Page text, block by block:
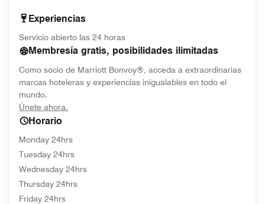
Experiencias
Servicio abierto las 24 horas
Membresía gratis, posibilidades ilimitadas
Como socio de Marriott Bonvoy®, acceda a extraordinarias
marcas hoteleras y experiencias inigualables en todo el
mundo.
Únete ahora.
Horario
Monday 24hrs
Tuesday 24hrs
Wednesday 24hrs
Thursday 24hrs
Friday 24hrs